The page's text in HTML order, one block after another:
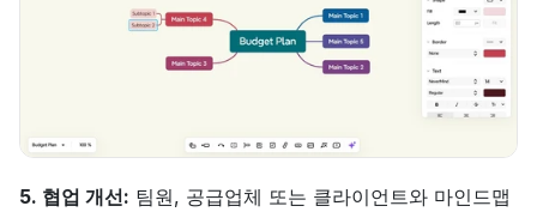
5. 협업 개선: 팀원, 공급업체 또는 클라이언트와 마인드맵